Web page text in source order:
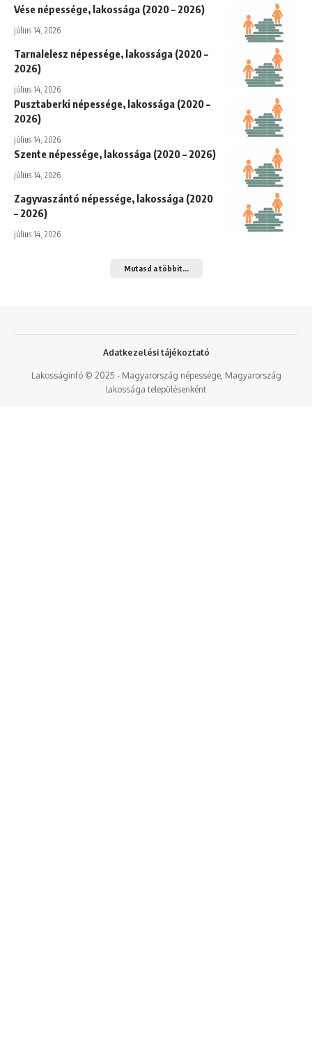
Vése népessége, lakossága (2020 – 2026)
július 14, 2026
Tarnalelesz népessége, lakossága (2020 –
2026)
július 14, 2026
Pusztaberki népessége, lakossága (2020 –
2026)
július 14, 2026
Szente népessége, lakossága (2020 – 2026)
július 14, 2026
Zagyvaszántó népessége, lakossága (2020
– 2026)
július 14, 2026
Mutasd a többit...
Lakosságinfó © 2025 - Magyarország népessége, Magyarország
lakossága településenként
Adatkezelési tájékoztató